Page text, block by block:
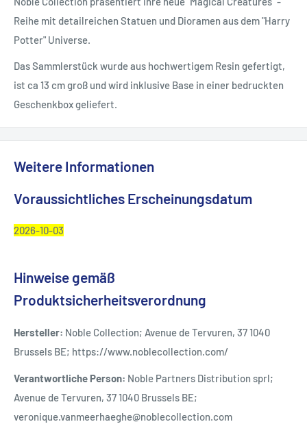
Reihe mit detailreichen Statuen und Dioramen aus dem "Harry
Potter" Universe.
Das Sammlerstück wurde aus hochwertigem Resin gefertigt,
ist ca 13 cm groß und wird inklusive Base in einer bedruckten
Geschenkbox geliefert.
Weitere Informationen
Voraussichtliches Erscheinungsdatum
2026-10-03
Hinweise gemäß
Produktsicherheitsverordnung
Hersteller: Noble Collection; Avenue de Tervuren, 37 1040
Brussels BE; https://www.noblecollection.com/
Verantwortliche Person: Noble Partners Distribution sprl;
Avenue de Tervuren, 37 1040 Brussels BE;
veronique.vanmeerhaeghe@noblecollection.com